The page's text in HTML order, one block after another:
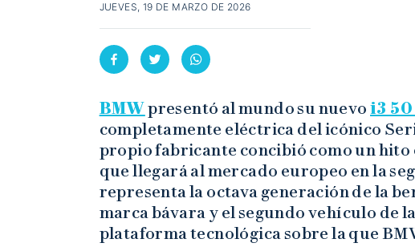
JUEVES, 19 DE MARZO DE 2026
BMWpresentó al mundo su nuevoi3
completamente eléctrica del icónico
propio fabricante concibió como un hito
que llegará al mercado europeo en la
representa la octava generación de la
marca bávara y el segundo vehículo de
plataforma tecnológica sobre la que